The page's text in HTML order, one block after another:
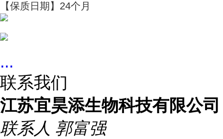
【保质日期】24个月
...
联系我们
江苏宜昊添生物科技有限公司
联系人 郭富强